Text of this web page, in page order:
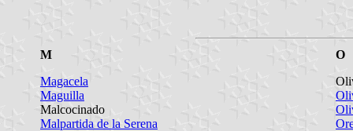
M
Magacela
Maguilla
Malcocinado
Malpartida de la Serena
O